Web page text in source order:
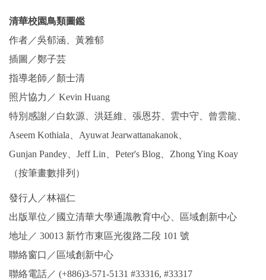
清華校園鳥類圖鑑
作者／吳郁涵、黃雅郁
插圖／鄭子芸
指導老師／顏士清
照片協力／ Kevin Huang
特別感謝／白欽源、洪廷維、張恩芬、雲中守、曾雲龍、
Aseem Kothiala、Ayuwat Jearwattanakanok、
Gunjan Pandey、Jeff Lin、Peter's Blog、Zhong Ying Koay
（按筆畫數排列）
發行人／林福仁
出版單位／國立清華大學通識教育中心、區域創新中心
地址／ 30013 新竹市東區光復路二段 101 號
聯絡窗口／區域創新中心
聯絡電話／ (+886)3-571-5131 #33316, #33317